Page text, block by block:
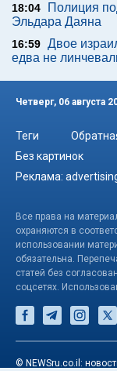
18:04
Полиция
Эльдара Даяна
16:59 Двое
едва не
Четверг, 06 августа
Теги
Без картинок
Реклама:
Все права на
охраняются в
использовании
обязательна.
статей без
соцсетях.
© NEWSru.co.il: